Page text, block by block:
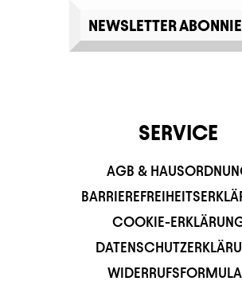
NEWSLETTER
SERVICE
AGB &
COOKIE-